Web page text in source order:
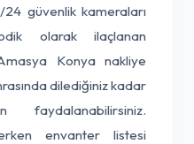
24 güvenlik kameraları
olarak ilaçlanan
Konya nakliye
dilediğiniz kadar
faydalanabilirsiniz.
envanter listesi